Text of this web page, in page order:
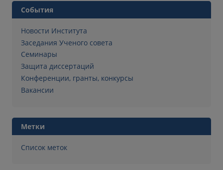
События
Новости Института
Заседания Ученого совета
Семинары
Защита диссертаций
Конференции, гранты, конкурсы
Вакансии
Метки
Список меток